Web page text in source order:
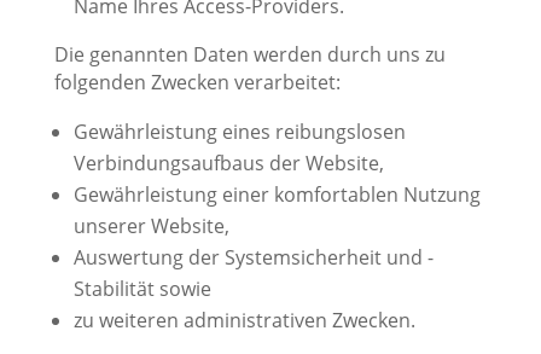
Name Ihres Access-Providers.
Die genannten Daten werden durch uns zu
folgenden Zwecken verarbeitet:
Gewährleistung eines reibungslosen
Verbindungsaufbaus der Website,
Gewährleistung einer komfortablen Nutzung
unserer Website,
Auswertung der Systemsicherheit und -
Stabilität sowie
zu weiteren administrativen Zwecken.